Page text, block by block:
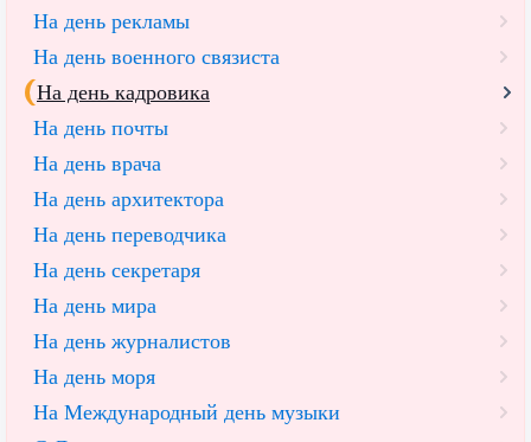
На день рекламы
На день военного связиста
На день кадровика
На день почты
На день врача
На день архитектора
На день переводчика
На день секретаря
На день мира
На день журналистов
На день моря
На Международный день музыки